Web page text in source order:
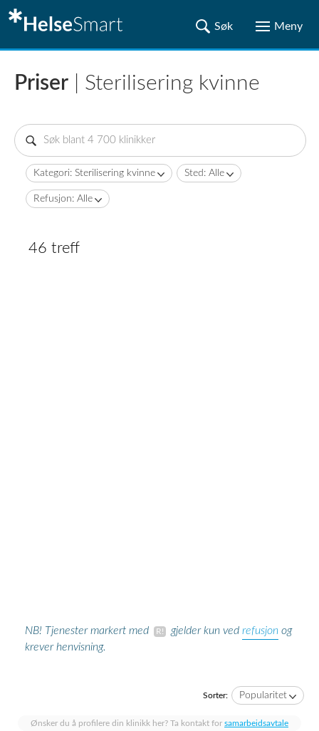
Priser | Sterilisering kvinne
Kategori: Sterilisering kvinne Sted: Alle
Refusjon: Alle
46 treff
NB! Tjenester markert med gjelder kun ved refusjon og
krever henvisning.
Sorter: Popularitet
Ønsker du å profilere din klinikk her? Ta kontakt for samarbeidsavtale